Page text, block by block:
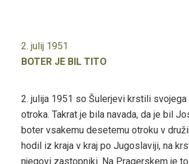
2. julij 1951
BOTER JE BIL TITO
2. julija 1951 so Šulerjevi krstili
otroka. Takrat je bila navada, da je bil
boter vsakemu desetemu otroku v
hodil iz kraja v kraj po Jugoslaviji, na
njegovi zastopniki. Na Pragerskem je